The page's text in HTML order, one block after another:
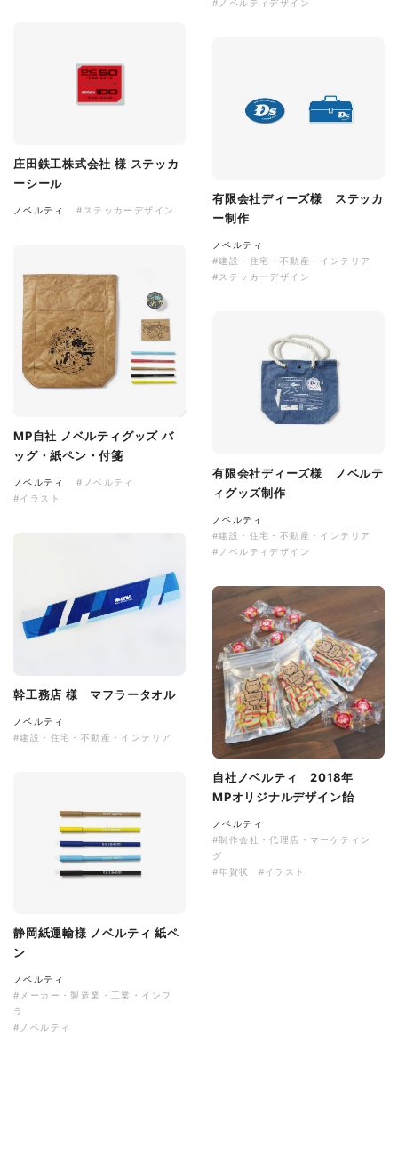
#ノベルティデザイン
庄田鉄工株式会社 様 ステッカ
ーシール
ノベルティ #ステッカーデザイン
有限会社ディーズ様 ステッカ
ー制作
ノベルティ
#建設・住宅・不動産・インテリア
#ステッカーデザイン
MP自社 ノベルティグッズ バ
ッグ・紙ペン・付箋
ノベルティ
#ノベルティ
#イラスト
有限会社ディーズ様 ノベルテ
ィグッズ制作
ノベルティ
#建設・住宅・不動産・インテリア
#ノベルティデザイン
幹工務店 様 マフラータオル
ノベルティ
#建設・住宅・不動産・インテリア
自社ノベルティ 2018年
MPオリジナルデザイン飴
ノベルティ
#制作会社・代理店・マーケティン
グ
#年賀状
#イラスト
静岡紙運輸様 ノベルティ 紙ペ
ン
ノベルティ
#メーカー・製造業・工業・インフ
ラ
#ノベルティ